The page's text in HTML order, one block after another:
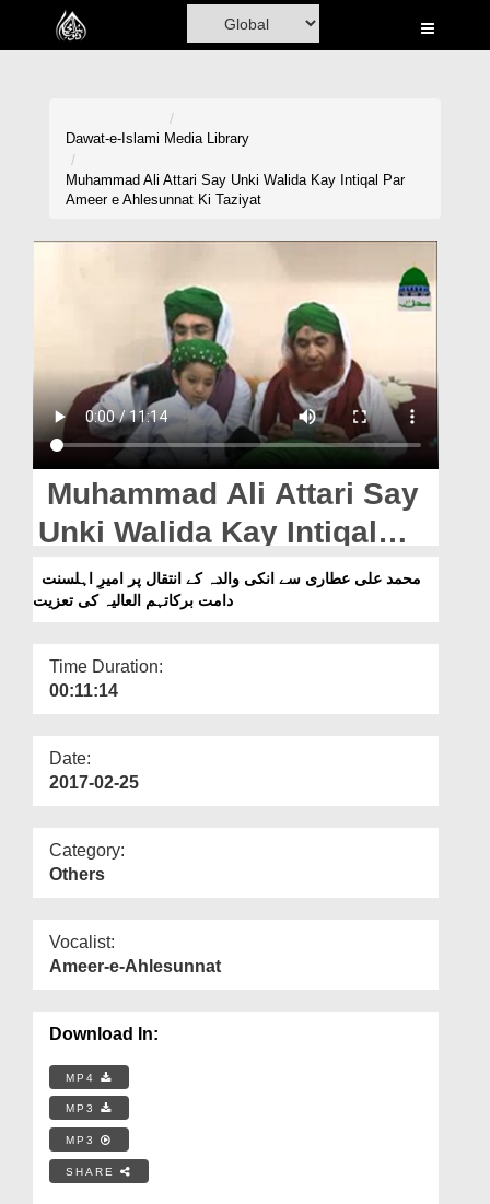
Home
Magazine
Departments
Our Websites
More
Dawat-e-Islami Media Library
Muhammad Ali Attari Say Unki Walida Kay Intiqal Par
Ameer e Ahlesunnat Ki Taziyat
Muhammad Ali Attari Say
Unki Walida Kay Intiqal
Par Ameer e Ahlesunnat
Ki Taziyat
دامت برکاتہم العالیہ کی تعزیت
Time Duration:
00:11:14
Date:
2017-02-25
Category:
Others
Vocalist:
Ameer-e-Ahlesunnat
Download In:
MP4
MP3
MP3
SHARE